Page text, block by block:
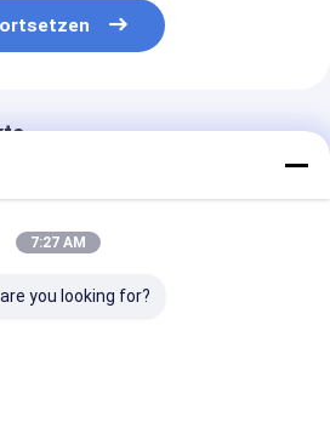
7:27 AM
you looking for?